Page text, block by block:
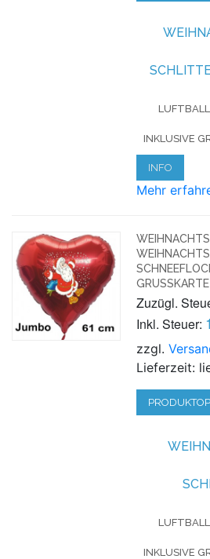
INKLUSIVE
INFO
Mehr
GRUSSKARTE
Zuzügl.
Inkl. Steuer:
zzgl.
Lieferzeit:
INKLUSIVE